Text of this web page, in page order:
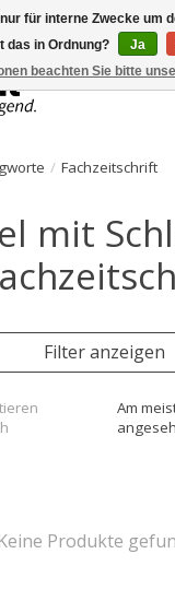
|
/ Fachzeitschrift
mit
Filter anzeigen
Am
Produkte
für interne Zwecke um
das in Ordnung?
Ja
beachten Sie bitte